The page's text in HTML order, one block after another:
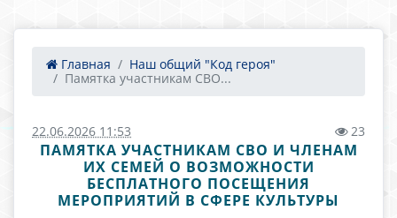
Главная
Наш общий "Код героя"
Памятка участникам СВО...
22.06.2026 11:53 23
ПАМЯТКА УЧАСТНИКАМ СВО И ЧЛЕНАМ
ИХ СЕМЕЙ О ВОЗМОЖНОСТИ
БЕСПЛАТНОГО ПОСЕЩЕНИЯ
МЕРОПРИЯТИЙ В СФЕРЕ КУЛЬТУРЫ